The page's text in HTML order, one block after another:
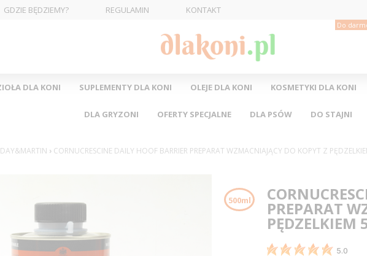
GDZIE BĘDZIEMY? REGULAMIN KONTAKT
Do
DLA KONI SUPLEMENTY DLA KONI OLEJE DLA KONI KOSMETYKI DLA KONI
DLA GRYZONI OFERTY SPECJALNE DLA PSÓW DO STAJNI
› CORNUCRESCINE DAILY HOOF BARRIER PREPARAT WZMACNIAJĄCY DO KOPYT Z
500ml PREPARAT
PĘDZELKIEM
5.0